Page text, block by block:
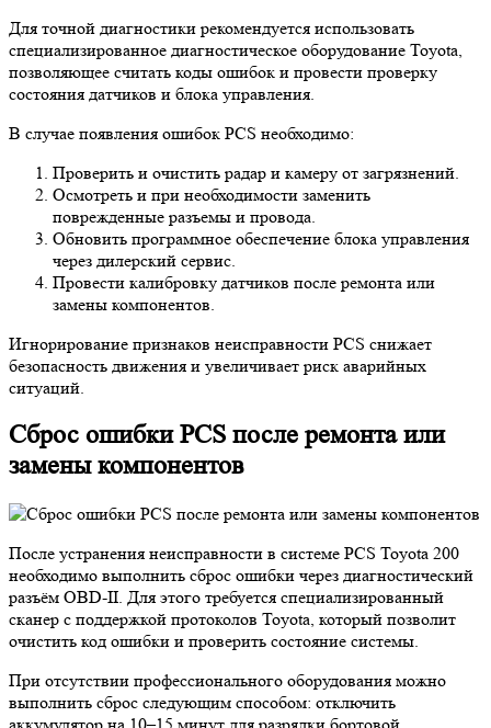
Для точной диагностики рекомендуется использовать
специализированное диагностическое оборудование Toyota,
позволяющее считать коды ошибок и провести проверку
состояния датчиков и блока управления.
В случае появления ошибок PCS необходимо:
Проверить и очистить радар и камеру от загрязнений.
Осмотреть и при необходимости заменить
поврежденные разъемы и провода.
Обновить программное обеспечение блока управления
через дилерский сервис.
Провести калибровку датчиков после ремонта или
замены компонентов.
Игнорирование признаков неисправности PCS снижает
безопасность движения и увеличивает риск аварийных
ситуаций.
Сброс ошибки PCS после ремонта или
замены компонентов
После устранения неисправности в системе PCS Toyota 200
необходимо выполнить сброс ошибки через диагностический
разъём OBD-II. Для этого требуется специализированный
сканер с поддержкой протоколов Toyota, который позволит
очистить код ошибки и проверить состояние системы.
При отсутствии профессионального оборудования можно
выполнить сброс следующим способом: отключить